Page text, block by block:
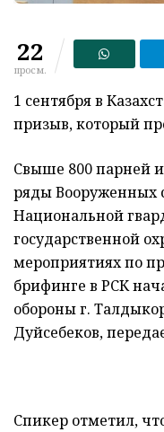
22
просм.
1 сентября в
призыв, который
Свыше 800 парней
ряды Вооруженных
Национальной
государственной
мероприятиях по
брифинге в РСК
обороны г.
Дуйсебеков,
Спикер отметил,